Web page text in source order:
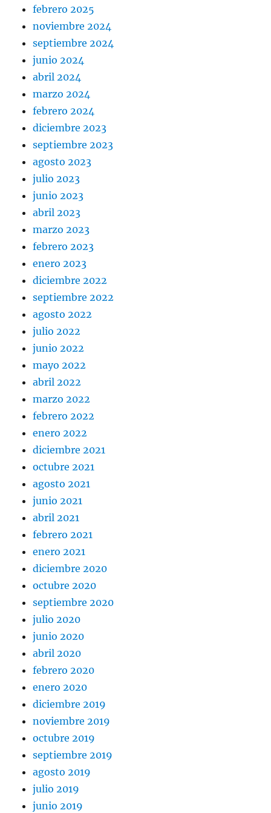
febrero 2025
noviembre 2024
septiembre 2024
junio 2024
abril 2024
marzo 2024
febrero 2024
diciembre 2023
septiembre 2023
agosto 2023
julio 2023
junio 2023
abril 2023
marzo 2023
febrero 2023
enero 2023
diciembre 2022
septiembre 2022
agosto 2022
julio 2022
junio 2022
mayo 2022
abril 2022
marzo 2022
febrero 2022
enero 2022
diciembre 2021
octubre 2021
agosto 2021
junio 2021
abril 2021
febrero 2021
enero 2021
diciembre 2020
octubre 2020
septiembre 2020
julio 2020
junio 2020
abril 2020
febrero 2020
enero 2020
diciembre 2019
noviembre 2019
octubre 2019
septiembre 2019
agosto 2019
julio 2019
junio 2019